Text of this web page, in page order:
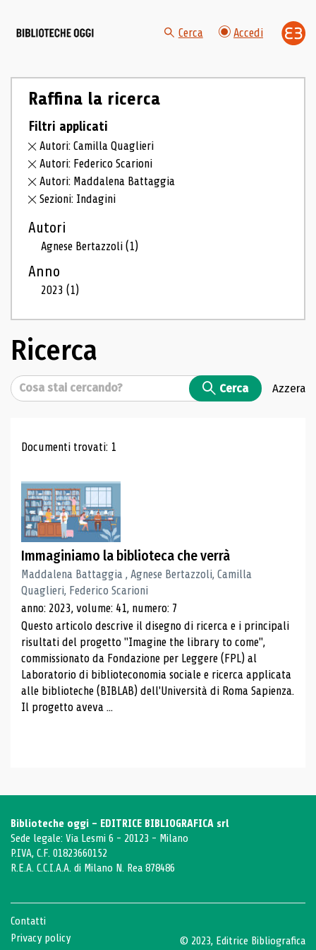
Cerca Accedi
Raffina la ricerca
Filtri applicati
Autori: Camilla Quaglieri
Autori: Federico Scarioni
Autori: Maddalena Battaggia
Sezioni: Indagini
Autori
Agnese Bertazzoli(1)
Anno
2023(1)
Ricerca
Cerca Cerca Azzera
Risultati di ricerca
Documenti trovati: 1
Immaginiamo la biblioteca che verrà
Maddalena Battaggia , Agnese Bertazzoli, Camilla
Quaglieri, Federico Scarioni
anno: 2023, volume: 41, numero: 7
Questo articolo descrive il disegno di ricerca e i principali
risultati del progetto "Imagine the library to come",
commissionato da Fondazione per Leggere (FPL) al
Laboratorio di biblioteconomia sociale e ricerca applicata
alle biblioteche (BIBLAB) dell'Università di Roma Sapienza.
Il progetto aveva ...
Biblioteche oggi - EDITRICE BIBLIOGRAFICA srl
Sede legale: Via Lesmi 6 - 20123 - Milano
P.IVA, C.F. 01823660152
R.E.A. C.C.I.A.A. di Milano N. Rea 878486
Contatti
Privacy policy
© 2023, Editrice Bibliografica